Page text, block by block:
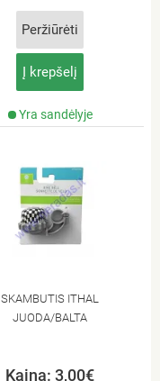
Peržiūrėti
Į krepšelį
Yra sandėlyje
SKAMBUTIS ITHAL
JUODA/BALTA
Kaina: 3,00€